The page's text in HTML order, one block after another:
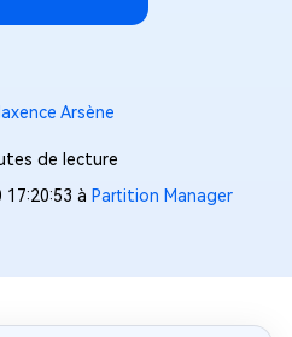
Arsène
de lecture
à Partition Manager